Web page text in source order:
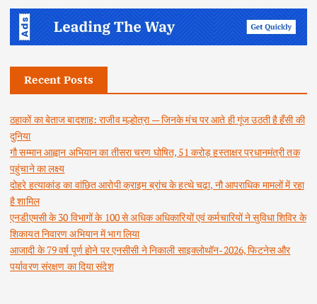
Recent Posts
ठहाकों का बेताज बादशाह: राजीव मल्होत्रा — जिनके मंच पर आते ही गूंज उठती है हँसी की
दुनिया
गौ सम्मान आह्वान अभियान का तीसरा चरण घोषित, 51 करोड़ हस्ताक्षर प्रधानमंत्री तक
पहुंचाने का लक्ष्य
दोहरे हत्याकांड का वांछित आरोपी क्राइम ब्रांच के हत्थे चढ़ा, नौ आपराधिक मामलों में रहा
है शामिल
एनडीएमसी के 30 विभागों के 100 से अधिक अधिकारियों एवं कर्मचारियों ने सुविधा शिविर के
शिकायत निवारण अभियान में भाग लिया
आजादी के 79 वर्ष पूर्ण होने पर एनसीसी ने निकाली साइक्लोथॉन-2026, फिटनेस और
पर्यावरण संरक्षण का दिया संदेश